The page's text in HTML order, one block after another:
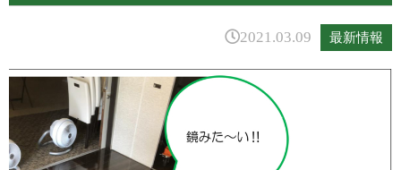
2021.03.09 最新情報